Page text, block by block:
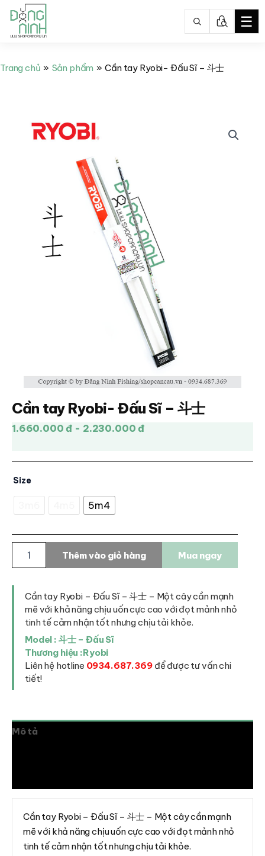
tới
☰
Trang chủ Sản phẩm Cần tay Ryobi- Đấu Sĩ – 斗士
Cần tay Ryobi- Đấu Sĩ – 斗士
1.660.000 đ - 2.230.000 đ
Size
5m4
Ryobi-
Đấu
lượng
Thêm vào giỏ hàng Mua ngay
Cần tay Ryobi – Đấu Sĩ – 斗士 – Một cây cần mạnh
mẽ với khả năng chịu uốn cực cao với đọt mảnh nhỏ
tinh tế cảm nhận tốt nhưng chịu tải khỏe.
Model : 斗士 – Đấu Sĩ
Thương hiệu :Ryobi
Liên hệ hotline 0934.687.369để được tư vấn chi
tiết!
Mô tả
Cần tay Ryobi – Đấu Sĩ – 斗士 – Một cây cần mạnh
mẽ với khả năng chịu uốn cực cao với đọt mảnh nhỏ
tinh tế cảm nhận tốt nhưng chịu tải khỏe.